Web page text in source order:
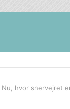
Nu, hvor snervejret